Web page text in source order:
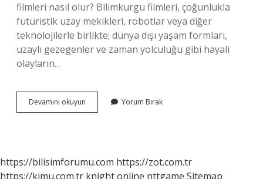
filmleri nasıl olur? Bilimkurgu filmleri, çoğunlukla
fütüristik uzay mekikleri, robotlar veya diğer
teknolojilerle birlikte; dünya dışı yaşam formları,
uzaylı gezegenler ve zaman yolculuğu gibi hayali
olayların…
Devamını okuyun Bilimkurgu
Anlatım
Yorum Bırak
https://bilisimforumu.com https://zot.com.tr
https://kimu.com.tr knight online nttgame Sitemap